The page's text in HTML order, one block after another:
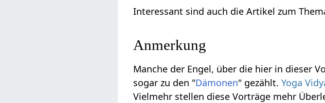
Interessant sind auch die Artikel zum
Anmerkung
Manche der Engel, über die hier in dieser
sogar zu den "Dämonen" gezählt.Yoga
Vielmehr stellen diese Vorträge mehr